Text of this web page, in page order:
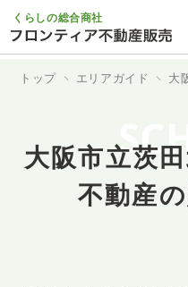
くらしの総合商社
トップ エリアガイド 大
大阪市立茨
不動産